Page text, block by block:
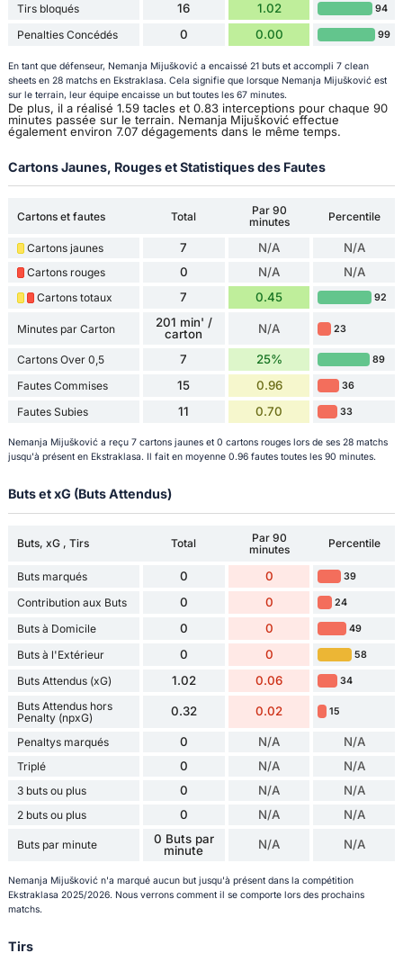
Tirs bloqués 16 1.02 94
Penalties Concédés 0 0.00 99
En tant que défenseur, Nemanja Mijušković a encaissé 21 buts et accompli 7 clean
sheets en 28 matchs en Ekstraklasa. Cela signifie que lorsque Nemanja Mijušković est
sur le terrain, leur équipe encaisse un but toutes les 67 minutes.
De plus, il a réalisé 1.59 tacles et 0.83 interceptions pour chaque 90
minutes passée sur le terrain. Nemanja Mijušković effectue
également environ 7.07 dégagements dans le même temps.
Cartons Jaunes, Rouges et Statistiques des Fautes
Cartons et fautes Total
Par 90
minutes
Percentile
Cartons jaunes 7 N/A N/A
Cartons rouges 0 N/A N/A
Cartons totaux 7 0.45 92
Minutes par Carton
201 min' /
carton
N/A 23
Cartons Over 0,5 7 25% 89
Fautes Commises 15 0.96 36
Fautes Subies 11 0.70 33
Nemanja Mijušković a reçu 7 cartons jaunes et 0 cartons rouges lors de ses 28 matchs
jusqu'à présent en Ekstraklasa. Il fait en moyenne 0.96 fautes toutes les 90 minutes.
Buts et xG (Buts Attendus)
Buts, xG , Tirs Total
Par 90
minutes
Percentile
Buts marqués 0 0 39
Contribution aux Buts 0 0 24
Buts à Domicile 0 0 49
Buts à l'Extérieur 0 0 58
Buts Attendus (xG) 1.02 0.06 34
Buts Attendus hors
Penalty (npxG)
0.32 0.02 15
Penaltys marqués 0 N/A N/A
Triplé 0 N/A N/A
3 buts ou plus 0 N/A N/A
2 buts ou plus 0 N/A N/A
Buts par minute
0 Buts par
minute
N/A N/A
Nemanja Mijušković n'a marqué aucun but jusqu'à présent dans la compétition
Ekstraklasa 2025/2026. Nous verrons comment il se comporte lors des prochains
matchs.
Tirs